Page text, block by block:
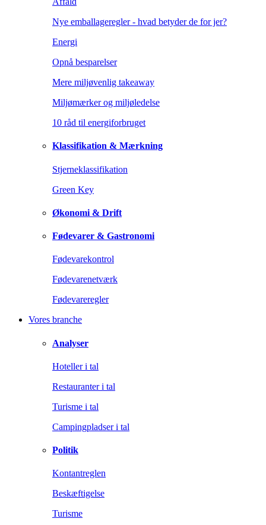
Nye emballageregler - hvad betyder de for jer?
Energi
Opnå besparelser
Mere miljøvenlig takeaway
Miljømærker og miljøledelse
10 råd til energiforbruget
Klassifikation & Mærkning
Stjerneklassifikation
Green Key
Økonomi & Drift
Fødevarer & Gastronomi
Fødevarekontrol
Fødevarenetværk
Fødevareregler
Vores branche
Analyser
Hoteller i tal
Restauranter i tal
Turisme i tal
Campingpladser i tal
Politik
Kontantreglen
Beskæftigelse
Turisme